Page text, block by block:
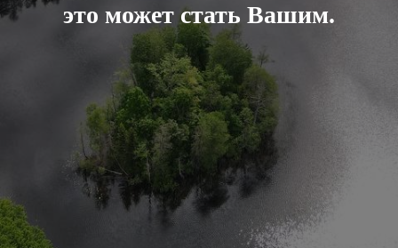
это может стать Вашим.